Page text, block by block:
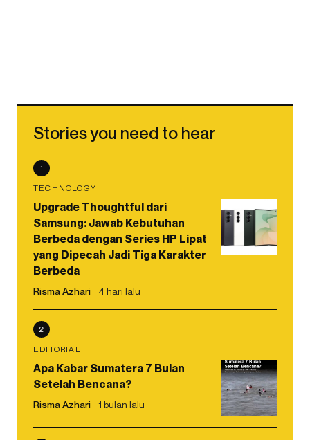
Stories you need to hear
1
TECHNOLOGY
Upgrade Thoughtful dari
Samsung: Jawab Kebutuhan
Berbeda dengan Series HP Lipat
yang Dipecah Jadi Tiga Karakter
Berbeda
Risma Azhari 4 hari lalu
2
EDITORIAL
Apa Kabar Sumatera 7 Bulan
Setelah Bencana?
Risma Azhari 1 bulan lalu